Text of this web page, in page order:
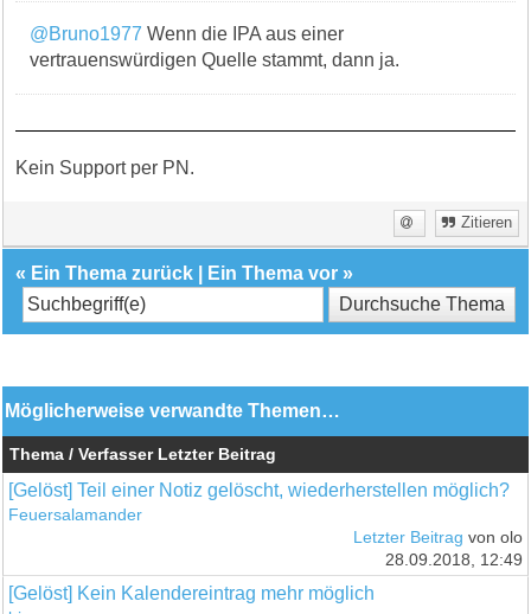
@Bruno1977 Wenn die IPA aus einer
vertrauenswürdigen Quelle stammt, dann ja.
Kein Support per PN.
Zitieren
« Ein Thema zurück Ein Thema vor »
Möglicherweise verwandte Themen…
Thema / Verfasser Letzter Beitrag
[Gelöst] Teil einer Notiz gelöscht, wiederherstellen möglich?
Feuersalamander
Letzter Beitrag von olo
28.09.2018, 12:49
[Gelöst] Kein Kalendereintrag mehr möglich